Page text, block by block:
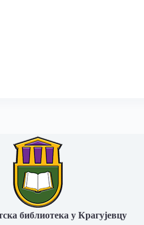
библиотека у Крагујевцу